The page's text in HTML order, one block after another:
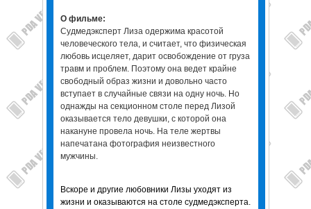
О фильме:
Судмедэксперт Лиза одержима красотой
человеческого тела, и считает, что физическая
любовь исцеляет, дарит освобождение от груза
травм и проблем. Поэтому она ведет крайне
свободный образ жизни и довольно часто
вступает в случайные связи на одну ночь. Но
однажды на секционном столе перед Лизой
оказывается тело девушки, с которой она
накануне провела ночь. На теле жертвы
напечатана фотография неизвестного
мужчины.
Вскоре и другие любовники Лизы уходят из
жизни и оказываются на столе судмедэксперта.